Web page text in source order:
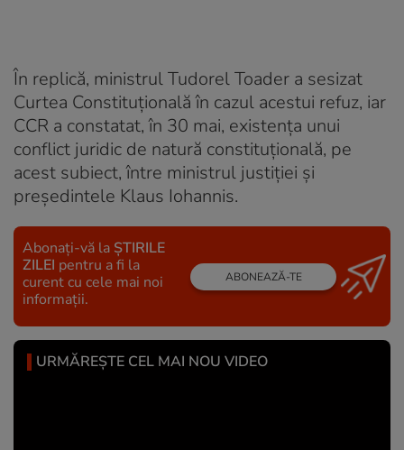
În replică, ministrul Tudorel Toader a sesizat
Curtea Constituțională în cazul acestui refuz, iar
CCR a constatat, în 30 mai, existența unui
conflict juridic de natură constituțională, pe
acest subiect, între ministrul justiției și
președintele Klaus Iohannis.
Abonați-vă la ȘTIRILE
ZILEI pentru a fi la
curent cu cele mai noi
informații.
ABONEAZĂ-TE
URMĂREȘTE CEL MAI NOU VIDEO